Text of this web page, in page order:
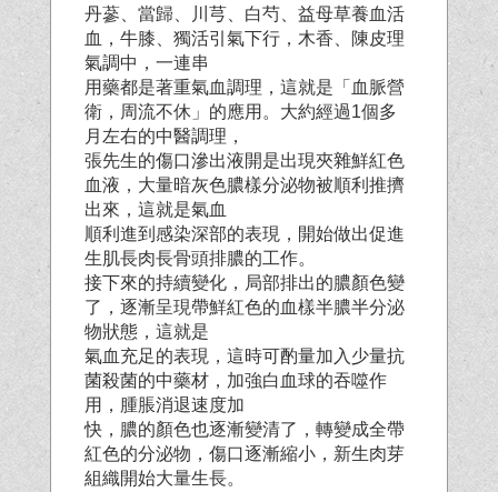
丹蔘、當歸、川芎、白芍、益母草養血活
血，牛膝、獨活引氣下行，木香、陳皮理
氣調中，一連串
用藥都是著重氣血調理，這就是「血脈營
衛，周流不休」的應用。大約經過1個多
月左右的中醫調理，
張先生的傷口滲出液開是出現夾雜鮮紅色
血液，大量暗灰色膿樣分泌物被順利推擠
出來，這就是氣血
順利進到感染深部的表現，開始做出促進
生肌長肉長骨頭排膿的工作。
接下來的持續變化，局部排出的膿顏色變
了，逐漸呈現帶鮮紅色的血樣半膿半分泌
物狀態，這就是
氣血充足的表現，這時可酌量加入少量抗
菌殺菌的中藥材，加強白血球的吞噬作
用，腫脹消退速度加
快，膿的顏色也逐漸變清了，轉變成全帶
紅色的分泌物，傷口逐漸縮小，新生肉芽
組織開始大量生長。